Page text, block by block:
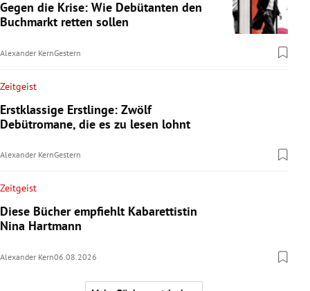
Gegen die Krise: Wie Debütanten den
Buchmarkt retten sollen
Alexander KernGestern
Zeitgeist
Erstklassige Erstlinge: Zwölf
Debütromane, die es zu lesen lohnt
Alexander KernGestern
Zeitgeist
Diese Bücher empfiehlt Kabarettistin
Nina Hartmann
Alexander Kern06.08.2026